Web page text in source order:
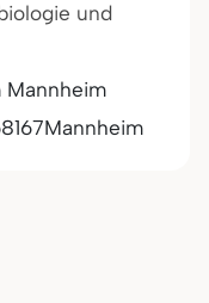
und
Mannheim
Mannheim